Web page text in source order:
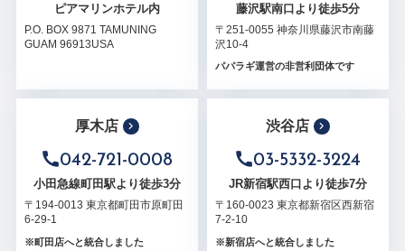
ピアマリンホテル内
P.O. BOX 9871 TAMUNING
GUAM 96913USA
藤沢駅南口より徒歩5分
〒251-0055 神奈川県藤沢市南藤
沢10-4
パパラギ運営の非営利団体です
厚木店
042-721-0008
小田急線町田駅より徒歩3分
〒194-0013 東京都町田市原町田
6-29-1
※町田店へと統合しました
渋谷店
03-5332-3224
JR新宿駅西口より徒歩7分
〒160-0023 東京都新宿区西新宿
7-2-10
※新宿店へと統合しました